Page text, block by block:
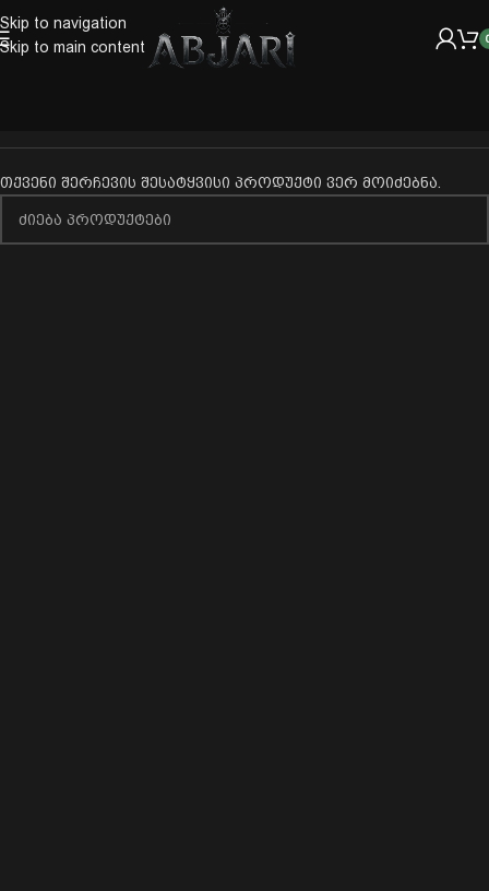
Skip to navigation
Skip to main content
თქვენი შერჩევის შესატყვისი პროდუქტი ვერ მოიძებნა.